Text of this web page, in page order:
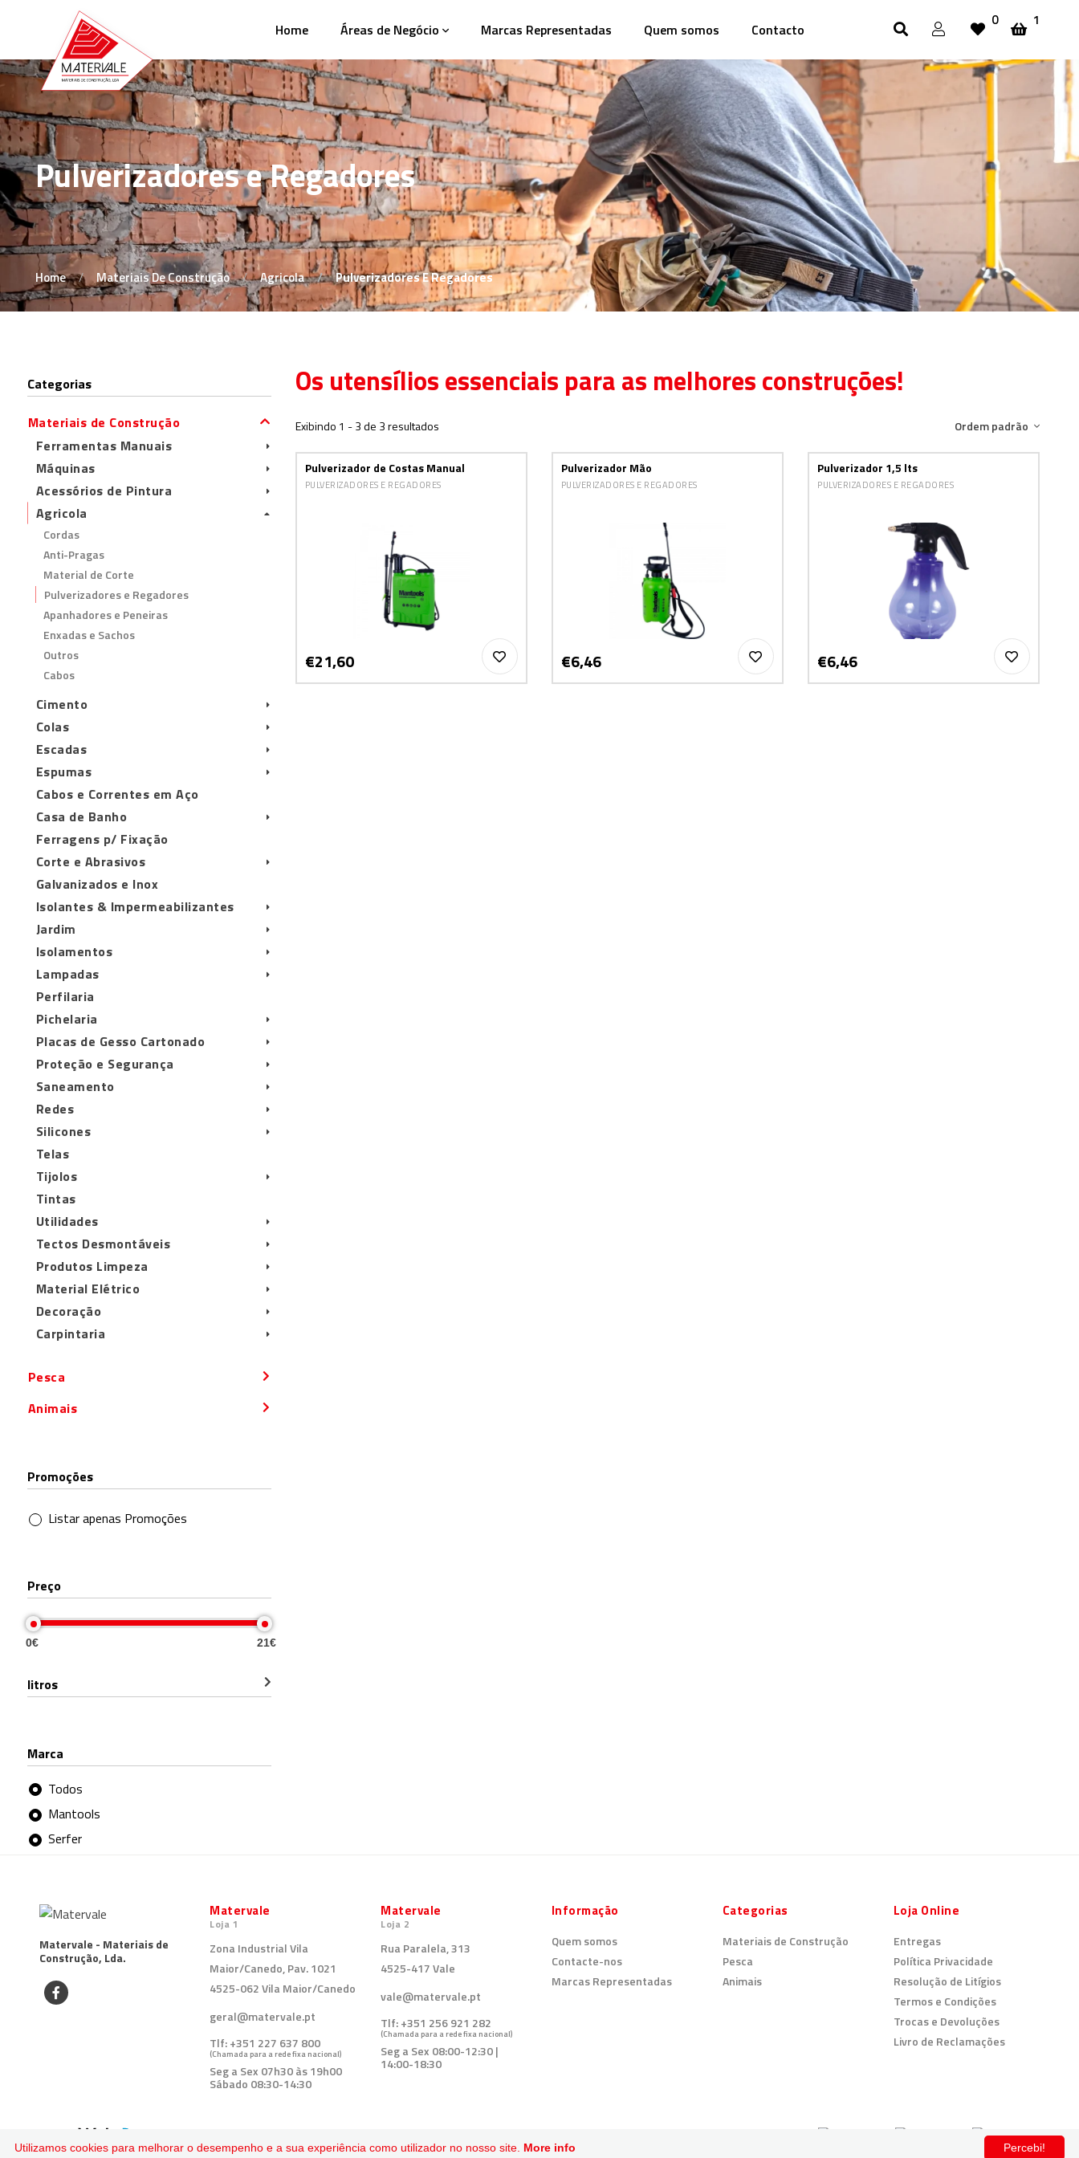
Home Áreas de Negócio Marcas Representadas Quem somos Contacto
0 1
Pulverizadores e Regadores
Home Materiais De Construção Agricola Pulverizadores E Regadores
Categorias
Materiais de Construção
Ferramentas Manuais
Máquinas
Acessórios de Pintura
Agricola
Cordas
Anti-Pragas
Material de Corte
Pulverizadores e Regadores
Apanhadores e Peneiras
Enxadas e Sachos
Outros
Cabos
Cimento
Colas
Escadas
Espumas
Cabos e Correntes em Aço
Casa de Banho
Ferragens p/ Fixação
Corte e Abrasivos
Galvanizados e Inox
Isolantes & Impermeabilizantes
Jardim
Isolamentos
Lampadas
Perfilaria
Pichelaria
Placas de Gesso Cartonado
Proteção e Segurança
Saneamento
Redes
Silicones
Telas
Tijolos
Tintas
Utilidades
Tectos Desmontáveis
Produtos Limpeza
Material Elétrico
Decoração
Carpintaria
Pesca
Animais
Promoções
Listar apenas Promoções
Preço
0€ 21€
litros
Marca
Todos
Mantools
Serfer
Os utensílios essenciais para as melhores construções!
Exibindo 1 - 3 de 3 resultados Ordem padrão
Pulverizador de Costas Manual
PULVERIZADORES E REGADORES
€21,60
Pulverizador Mão
PULVERIZADORES E REGADORES
€6,46
Pulverizador 1,5 lts
PULVERIZADORES E REGADORES
€6,46
Matervale - Materiais de
Construção, Lda.
Matervale
Loja 1
Zona Industrial Vila
Maior/Canedo, Pav. 1021
4525-062 Vila Maior/Canedo
geral@matervale.pt
Tlf:+351 227 637 800
(Chamada para a rede fixa nacional)
Seg a Sex 07h30 às 19h00
Sábado 08:30-14:30
Matervale
Loja 2
Rua Paralela, 313
4525-417 Vale
vale@matervale.pt
Tlf:+351 256 921 282
(Chamada para a rede fixa nacional)
Seg a Sex 08:00-12:30 |
14:00-18:30
Informação
Quem somos
Contacte-nos
Marcas Representadas
Categorias
Materiais de Construção
Pesca
Animais
Loja Online
Entregas
Política Privacidade
Resolução de Litígios
Termos e Condições
Trocas e Devoluções
Livro de Reclamações
Percebi!
Utilizamos cookies para melhorar o desempenho e a sua experiência como utilizador no nosso site. More info